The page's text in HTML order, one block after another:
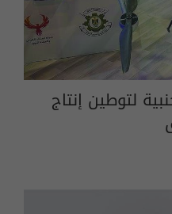
لتوطين إنتاج